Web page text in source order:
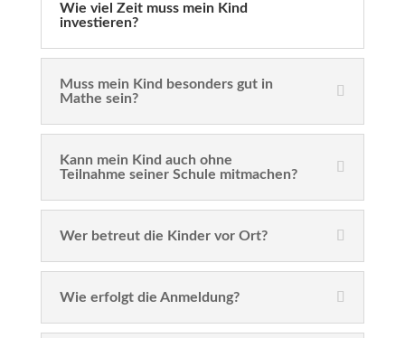
Wie viel Zeit muss mein Kind
investieren?
Muss mein Kind besonders gut in
Mathe sein?
Kann mein Kind auch ohne
Teilnahme seiner Schule mitmachen?
Wer betreut die Kinder vor Ort?
Wie erfolgt die Anmeldung?